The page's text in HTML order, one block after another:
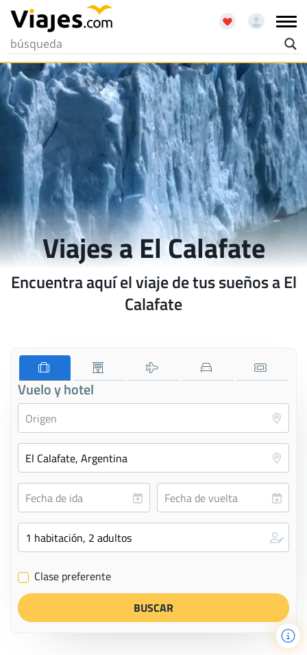
Viajes a El Calafate
Encuentra aquí el viaje de tus sueños a El
Calafate
Vuelo y hotel
✔ Clase preferente